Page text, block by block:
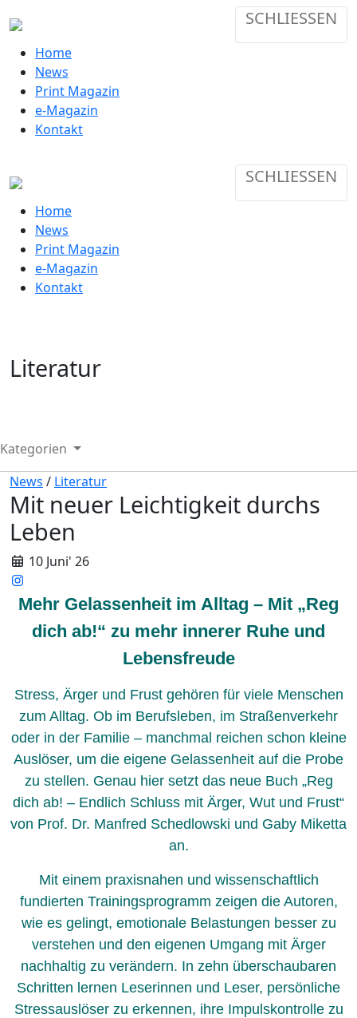
SCHLIESSEN
Home
News
Print Magazin
e-Magazin
Kontakt
SCHLIESSEN
Home
News
Print Magazin
e-Magazin
Kontakt
Literatur
Kategorien
News / Literatur
Mit neuer Leichtigkeit durchs
Leben
10 Juni' 26
Mehr Gelassenheit im Alltag – Mit „Reg
dich ab!“ zu mehr innerer Ruhe und
Lebensfreude
Stress, Ärger und Frust gehören für viele Menschen
zum Alltag. Ob im Berufsleben, im Straßenverkehr
oder in der Familie – manchmal reichen schon kleine
Auslöser, um die eigene Gelassenheit auf die Probe
zu stellen. Genau hier setzt das neue Buch „Reg
dich ab! – Endlich Schluss mit Ärger, Wut und Frust“
von Prof. Dr. Manfred Schedlowski und Gaby Miketta
an.
Mit einem praxisnahen und wissenschaftlich
fundierten Trainingsprogramm zeigen die Autoren,
wie es gelingt, emotionale Belastungen besser zu
verstehen und den eigenen Umgang mit Ärger
nachhaltig zu verändern. In zehn überschaubaren
Schritten lernen Leserinnen und Leser, persönliche
Stressauslöser zu erkennen, ihre Impulskontrolle zu